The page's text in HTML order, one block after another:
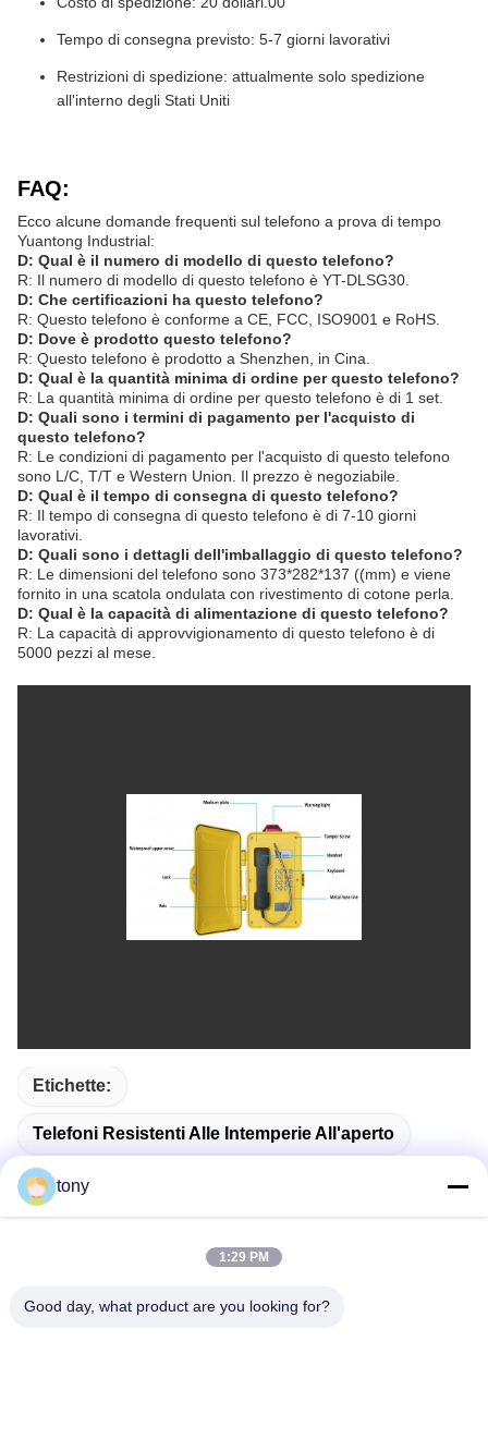
Tempo di consegna previsto: 5-7 giorni lavorativi
Restrizioni di spedizione: attualmente solo spedizione
all'interno degli Stati Uniti
FAQ:
Ecco alcune domande frequenti sul telefono a prova di tempo
Yuantong Industrial:
D: Qual è il numero di modello di questo telefono?
R: Il numero di modello di questo telefono è YT-DLSG30.
D: Che certificazioni ha questo telefono?
R: Questo telefono è conforme a CE, FCC, ISO9001 e RoHS.
D: Dove è prodotto questo telefono?
R: Questo telefono è prodotto a Shenzhen, in Cina.
D: Qual è la quantità minima di ordine per questo telefono?
R: La quantità minima di ordine per questo telefono è di 1 set.
D: Quali sono i termini di pagamento per l'acquisto di
questo telefono?
R: Le condizioni di pagamento per l'acquisto di questo telefono
sono L/C, T/T e Western Union. Il prezzo è negoziabile.
D: Qual è il tempo di consegna di questo telefono?
R: Il tempo di consegna di questo telefono è di 7-10 giorni
lavorativi.
D: Quali sono i dettagli dell'imballaggio di questo telefono?
R: Le dimensioni del telefono sono 373*282*137 ((mm) e viene
fornito in una scatola ondulata con rivestimento di cotone perla.
D: Qual è la capacità di alimentazione di questo telefono?
R: La capacità di approvvigionamento di questo telefono è di
5000 pezzi al mese.
Etichette:
Telefoni Resistenti Alle Intemperie All'aperto
Telefono Resistente Del Tempo
tony
1:29 PM
Good day, what product are you looking for?